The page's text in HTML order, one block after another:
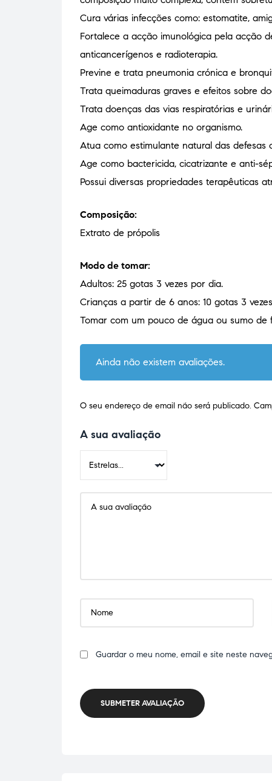
Cura várias infecções como: estomatite,
Fortalece a acção imunológica pela acção
anticancerígenos e radioterapia.
Previne e trata pneumonia crónica e
Trata queimaduras graves e efeitos sobre
Trata doenças das vias respiratórias e
Age como antioxidante no organismo.
Atua como estimulante natural das defesas
Age como bactericida, cicatrizante e anti-
Possui diversas propriedades terapêuticas
Composição:
Extrato de própolis
Modo de tomar:
Adultos: 25 gotas 3 vezes por dia.
Crianças a partir de 6 anos: 10 gotas 3
Tomar com um pouco de água ou sumo de
Ainda não existem avaliações.
O seu endereço de email não será publicado.
A sua avaliação
Guardar o meu nome, email e site neste
SUBMETER AVALIAÇÃO